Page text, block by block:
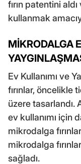
fırın patentini
kullanmak
MİKRODALGA
Ev Kullanımı ve
fırınlar, öncelikle
üzere tasarlandı.
ev kullanımı için
mikrodalga
mikrodalga
sağladı.